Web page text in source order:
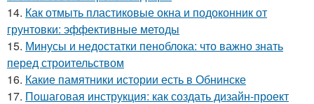
14. Как отмыть пластиковые окна и подоконник от
грунтовки: эффективные методы
15. Минусы и недостатки пеноблока: что важно знать
перед строительством
16. Какие памятники истории есть в Обнинске
17. Пошаговая инструкция: как создать дизайн-проект